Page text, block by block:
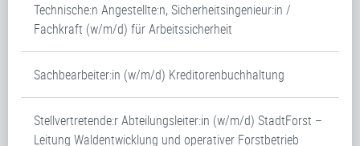
Technische:n Angestellte:n, Sicherheitsingenieur:in /
Fachkraft (w/m/d) für Arbeitssicherheit
Sachbearbeiter:in (w/m/d) Kreditorenbuchhaltung
Stellvertretende:r Abteilungsleiter:in (w/m/d) StadtForst –
Leitung Waldentwicklung und operativer Forstbetrieb